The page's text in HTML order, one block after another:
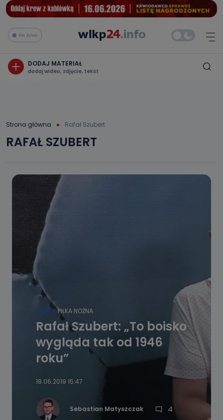
Na żywo
DODAJ MATERIAŁ
dodaj wideo, zdjęcie, tekst
Strona główna Rafał Szubert
RAFAŁ SZUBERT
SPORT PIŁKA NOŻNA
Rafał Szubert: „To boisko
wygląda tak od 1946
roku”
18.06.2019 15:47
Sebastian Matyszczak 4